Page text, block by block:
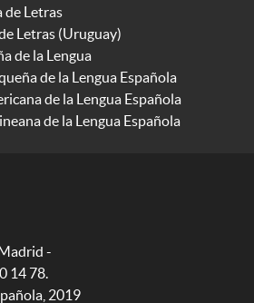
de Letras
Letras (Uruguay)
de la Lengua
de la Lengua Española
de la Lengua Española
de la Lengua Española
-
14 78.
2019